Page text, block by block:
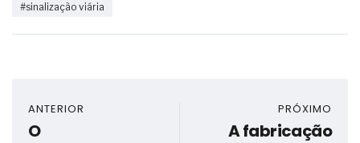
#sinalização viária
ANTERIOR
O
PRÓXIMO
A fabricação